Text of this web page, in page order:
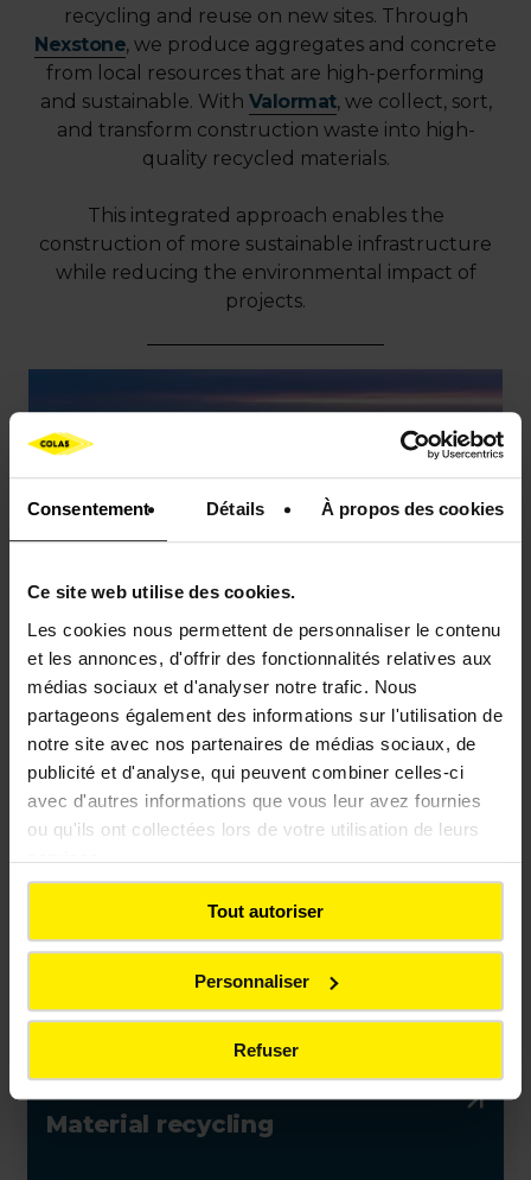
Consentement Détails À propos des cookies
Ce site web utilise des cookies.
Les cookies nous permettent de personnaliser le contenu
et les annonces, d'offrir des fonctionnalités relatives aux
médias sociaux et d'analyser notre trafic. Nous
partageons également des informations sur l'utilisation de
notre site avec nos partenaires de médias sociaux, de
publicité et d'analyse, qui peuvent combiner celles-ci
avec d'autres informations que vous leur avez fournies
ou qu'ils ont collectées lors de votre utilisation de leurs
services.
Tout autoriser
Personnaliser
Refuser
recycling and reuse on new sites. Through
Nexstone, we produce aggregates and concrete
from local resources that are high-performing
and sustainable. With Valormat, we collect, sort,
and transform construction waste into high-
quality recycled materials.
This integrated approach enables the
construction of more sustainable infrastructure
while reducing the environmental impact of
projects.
Material production
Material recycling